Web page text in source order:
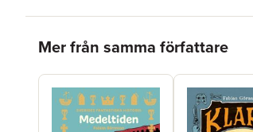
Mer från samma författare